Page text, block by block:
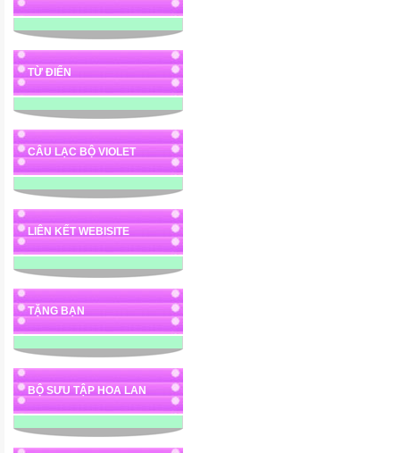
TỪ ĐIỂN
CÂU LẠC BỘ VIOLET
LIÊN KẾT WEBISITE
TẶNG BẠN
BỘ SƯU TẬP HOA LAN